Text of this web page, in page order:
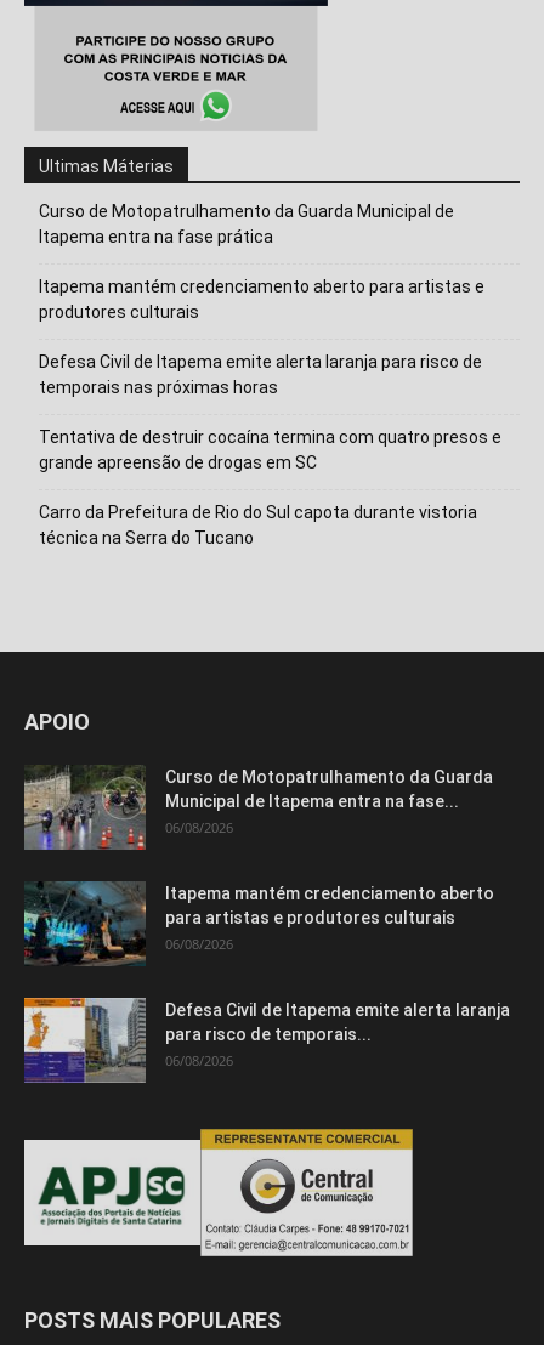
Ultimas Máterias
Curso de Motopatrulhamento da Guarda Municipal de
Itapema entra na fase prática
Itapema mantém credenciamento aberto para artistas e
produtores culturais
Defesa Civil de Itapema emite alerta laranja para risco de
temporais nas próximas horas
Tentativa de destruir cocaína termina com quatro presos e
grande apreensão de drogas em SC
Carro da Prefeitura de Rio do Sul capota durante vistoria
técnica na Serra do Tucano
APOIO
Curso de Motopatrulhamento da Guarda
Municipal de Itapema entra na fase...
06/08/2026
Itapema mantém credenciamento aberto
para artistas e produtores culturais
06/08/2026
Defesa Civil de Itapema emite alerta laranja
para risco de temporais...
06/08/2026
POSTS MAIS POPULARES